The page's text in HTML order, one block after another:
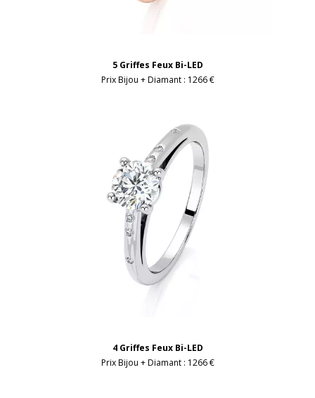
5 Griffes Feux Bi-LED
Prix Bijou + Diamant : 1266 €
4 Griffes Feux Bi-LED
Prix Bijou + Diamant : 1266 €